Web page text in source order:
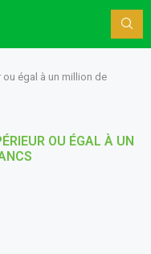
égal à un million de
OU ÉGAL À UN